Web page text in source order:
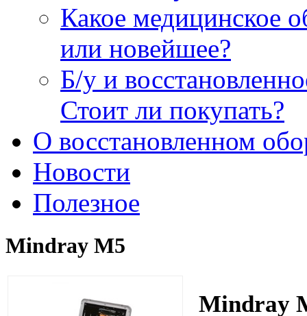
Какое медицинское
или новейшее?
Б/у и
Стоит ли покупать?
О восстановленном
Новости
Полезное
Mindray M5
Mindray